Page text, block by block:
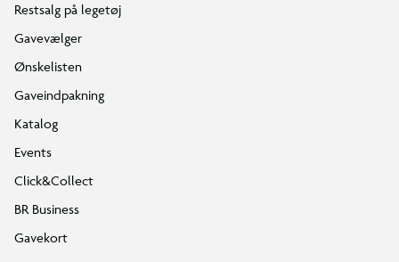
Restsalg på legetøj
Gavevælger
Ønskelisten
Gaveindpakning
Katalog
Events
Click&Collect
BR Business
Gavekort